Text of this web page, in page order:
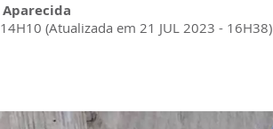
Aparecida
(Atualizada em 21 JUL 2023 - 16H38)